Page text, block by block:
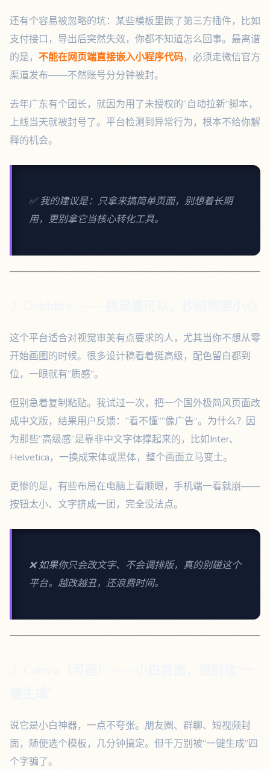
还有个容易被忽略的坑：某些模板里嵌了第三方插件，比如
支付接口，导出后突然失效，你都不知道怎么回事。最离谱
的是， 不能在网页端直接嵌入小程序代码，必须走微信官方
渠道发布——不然账号分分钟被封。
去年广东有个团长，就因为用了未授权的“自动拉新”脚本，
上线当天就被封号了。平台检测到异常行为，根本不给你解
释的机会。
✅ 我的建议是：只拿来搞简单页面，别想着长期
用，更别拿它当核心转化工具。
这个平台适合对视觉审美有点要求的人，尤其当你不想从零
开始画图的时候。很多设计稿看着挺高级，配色留白都到
位，一眼就有“质感”。
但别急着复制粘贴。我试过一次，把一个国外极简风页面改
成中文版，结果用户反馈：“看不懂”“像广告”。为什么？因
为那些“高级感”是靠非中文字体撑起来的，比如Inter、
Helvetica，一换成宋体或黑体，整个画面立马变土。
更惨的是，有些布局在电脑上看顺眼，手机端一看就崩——
按钮太小、文字挤成一团，完全没法点。
❌ 如果你只会改文字、不会调排版，真的别碰这个
平台。越改越丑，还浪费时间。
说它是小白神器，一点不夸张。朋友圈、群聊、短视频封
面，随便选个模板，几分钟搞定。但千万别被“一键生成”四
个字骗了。